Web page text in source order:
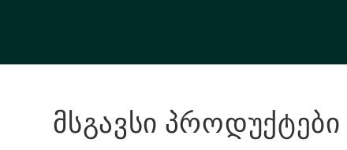
Მსგავსი Პროდუქტები